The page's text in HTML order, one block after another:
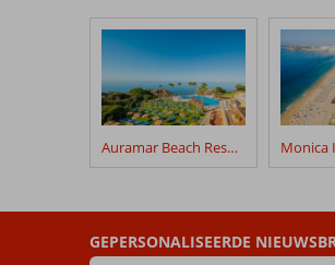
klanten
geschreven
na
hun
verblijf
Cheerfulway
Auramar Beach Resort
GEPERSONALISEERDE